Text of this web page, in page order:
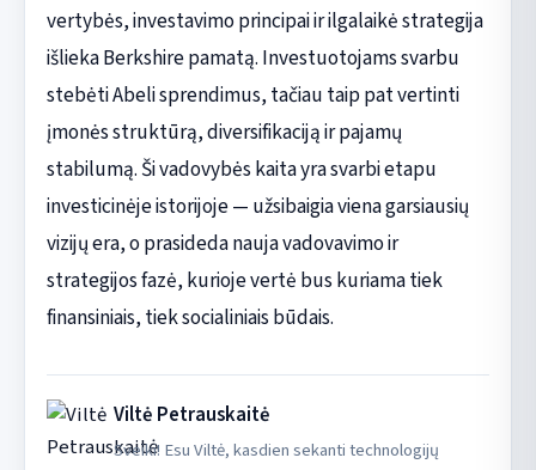
vertybės, investavimo principai ir ilgalaikė strategija
išlieka Berkshire pamatą. Investuotojams svarbu
stebėti Abeli sprendimus, tačiau taip pat vertinti
įmonės struktūrą, diversifikaciją ir pajamų
stabilumą. Ši vadovybės kaita yra svarbi etapu
investicinėje istorijoje — užsibaigia viena garsiausių
vizijų era, o prasideda nauja vadovavimo ir
strategijos fazė, kurioje vertė bus kuriama tiek
finansiniais, tiek socialiniais būdais.
Viltė Petrauskaitė
Sveiki! Esu Viltė, kasdien sekanti technologijų